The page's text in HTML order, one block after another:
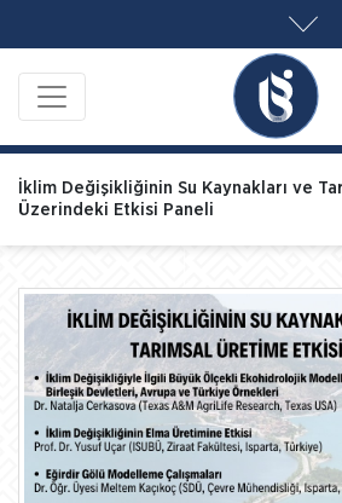
İklim Değişikliğinin Su Kaynakları ve
Üzerindeki Etkisi Paneli